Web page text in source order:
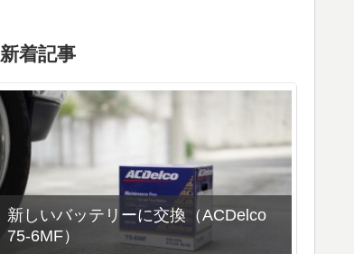
新着記事
新しいバッテリーに交換（ACDelco
75-6MF）